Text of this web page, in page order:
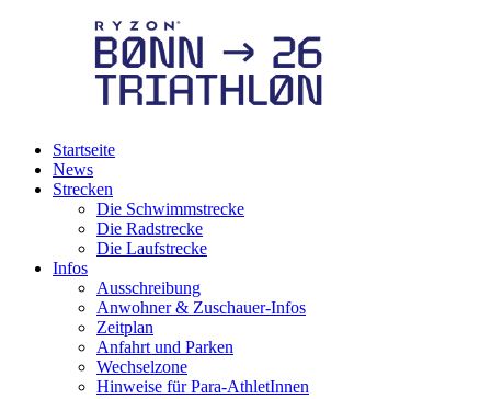
Startseite
News
Strecken
Die Schwimmstrecke
Die Radstrecke
Die Laufstrecke
Infos
Ausschreibung
Anwohner & Zuschauer-Infos
Zeitplan
Anfahrt und Parken
Wechselzone
Hinweise für Para-AthletInnen